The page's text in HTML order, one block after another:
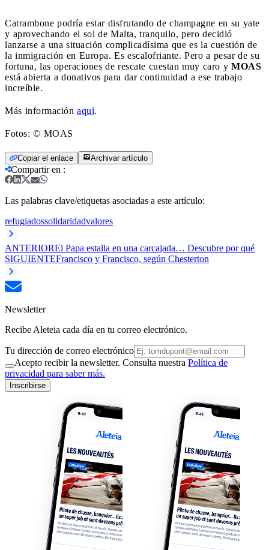
Catrambone podría estar disfrutando de champagne en su yate
y aprovechando el sol de Malta, tranquilo, pero decidió
lanzarse a una situación complicadísima que es la cuestión de
la inmigración en Europa. Es escalofriante. Pero a pesar de su
fortuna, las operaciones de rescate cuestan muy caro y MOAS
está abierta a donativos para dar continuidad a ese trabajo
increíble.
Más información aquí.
Fotos: © MOAS
Copiar el enlace Archivar artículo
Compartir en :
Las palabras clave/etiquetas asociadas a este artículo:
refugiadossolidaridadvalores
ANTERIOREl Papa estalla en una carcajada… Descubre por qué
SIGUIENTEFrancisco y Francisco, según Chesterton
Newsletter
Recibe Aleteia cada día en tu correo electrónico.
Tu dirección de correo electrónico
Acepto recibir la newsletter. Consulta nuestra Política de
privacidad para saber más.
Inscribirse